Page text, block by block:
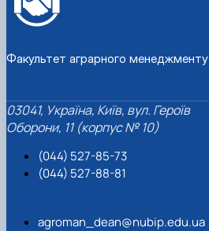
Факультет аграрного менеджменту
03041, Україна, Київ, вул. Героїв
Оборони, 11 (корпус № 10)
(044) 527-85-73
(044) 527-88-81
agroman_dean@nubip.edu.ua